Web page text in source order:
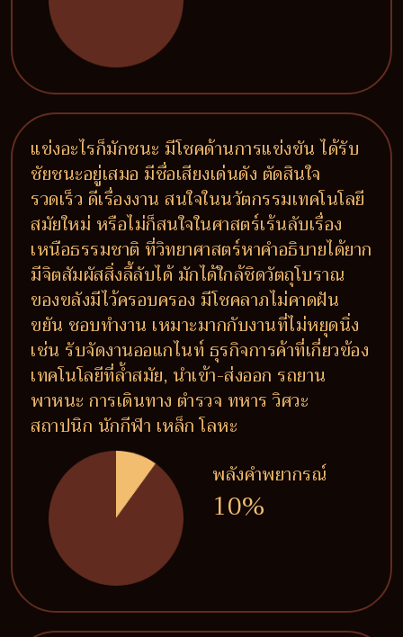
แข่งอะไรก็มักชนะ มีโชคด้านการแข่งขัน ได้รับ
ชัยชนะอยู่เสมอ มีชื่อเสียงเด่นดัง ตัดสินใจ
รวดเร็ว ดีเรื่องงาน สนใจในนวัตกรรมเทคโนโลยี
สมัยใหม่ หรือไม่ก็สนใจในศาสตร์เร้นลับเรื่อง
เหนือธรรมชาติ ที่วิทยาศาสตร์หาคำอธิบายได้ยาก
มีจิตสัมผัสสิ่งลี้ลับได้ มักได้ใกล้ชิดวัตถุโบราณ
ของขลังมีไว้ครอบครอง มีโชคลาภไม่คาดฝัน
ขยัน ชอบทำงาน เหมาะมากกับงานที่ไม่หยุดนิ่ง
เช่น รับจัดงานออแกไนท์ ธุรกิจการค้าที่เกี่ยวข้อง
เทคโนโลยีที่ล้ำสมัย, นำเข้า-ส่งออก รถยาน
พาหนะ การเดินทาง ตำรวจ ทหาร วิศวะ
สถาปนิก นักกีฬา เหล็ก โลหะ
พลังคำพยากรณ์
10%